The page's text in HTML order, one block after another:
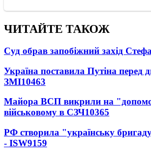
ЧИТАЙТЕ ТАКОЖ
Суд обрав запобіжний захід
Україна поставила Путіна перед
ЗМІ10463
Майора ВСП викрили на
військовому в СЗЧ10365
РФ створила "українську
- ISW9159